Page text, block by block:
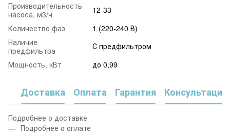
Производительность
насоса, м3/ч
12-33
Количество фаз
1 (220-240 В)
Наличие
предфильтра
С предфильтром
Мощность, кВт
до 0,99
Доставка Оплата Гарантия Консультация
Подробнее о доставке
Подробнее о оплате